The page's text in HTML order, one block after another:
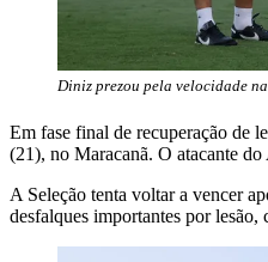
Diniz prezou pela velocidade
Em fase final de recuperação de
(21), no Maracanã. O atacante
A Seleção tenta voltar a vencer
desfalques importantes por